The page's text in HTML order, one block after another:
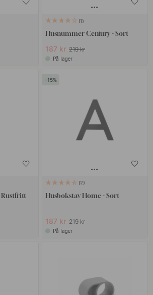
1
Husnummer Century - Sort
187 kr 219 kr
På lager
15
2
Husbokstav Home - Sort
187 kr 219 kr
På lager